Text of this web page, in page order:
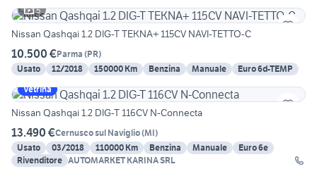
5
Nissan Qashqai 1.2 DIG-T TEKNA+ 115CV NAVI-TETTO-C
10.500 €Parma (PR)
Usato
12/2018 150000 Km Benzina Manuale
Euro 6d-TEMP
Vetrina
Nissan Qashqai 1.2 DIG-T 116CV N-Connecta
13.490 €Cernusco sul Naviglio(MI)
Usato
03/2018 110000 Km Benzina Manuale
Euro 6e
Rivenditore AUTOMARKET KARINA SRL